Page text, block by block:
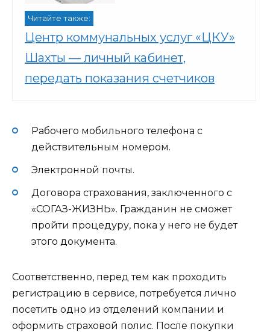
Читайте также:
Центр коммунальных услуг «ЦКУ»
Шахты — личный кабинет,
передать показания счетчиков
Рабочего мобильного телефона с
действительным номером.
Электронной почты.
Договора страхования, заключенного с
«СОГАЗ-ЖИЗНЬ». Гражданин не сможет
пройти процедуру, пока у него не будет
этого документа.
Соответственно, перед тем как проходить
регистрацию в сервисе, потребуется лично
посетить одно из отделений компании и
оформить страховой полис. После покупки